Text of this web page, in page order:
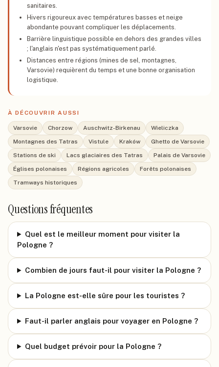
sanitaires.
Hivers rigoureux avec températures basses et neige
abondante pouvant compliquer les déplacements.
Barrière linguistique possible en dehors des grandes villes
; l'anglais n'est pas systématiquement parlé.
Distances entre régions (mines de sel, montagnes,
Varsovie) requièrent du temps et une bonne organisation
logistique.
À DÉCOUVRIR AUSSI
Varsovie Chorzow Auschwitz-Birkenau
Wieliczka
Montagnes des Tatras
Vistule Kraków
Ghetto de Varsovie
Stations de ski
Lacs glaciaires des Tatras
Palais de Varsovie
Églises polonaises
Régions agricoles
Forêts polonaises
Tramways historiques
Questions fréquentes
Quel est le meilleur moment pour visiter la
Pologne ?
Combien de jours faut-il pour visiter la Pologne ?
La Pologne est-elle sûre pour les touristes ?
Faut-il parler anglais pour voyager en Pologne ?
Quel budget prévoir pour la Pologne ?